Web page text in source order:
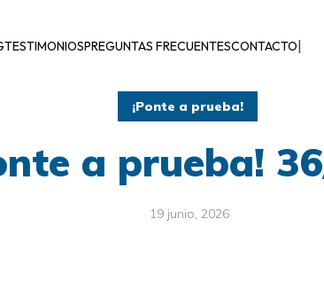
TESTIMONIOSPREGUNTAS FRECUENTESCONTACTO|
¡Ponte a prueba!
a prueba!
19 junio, 2026